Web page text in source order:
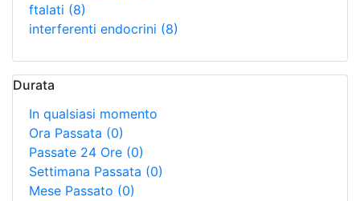
ftalati (8)
interferenti endocrini (8)
Durata
In qualsiasi momento
Ora Passata (0)
Passate 24 Ore (0)
Settimana Passata (0)
Mese Passato (0)